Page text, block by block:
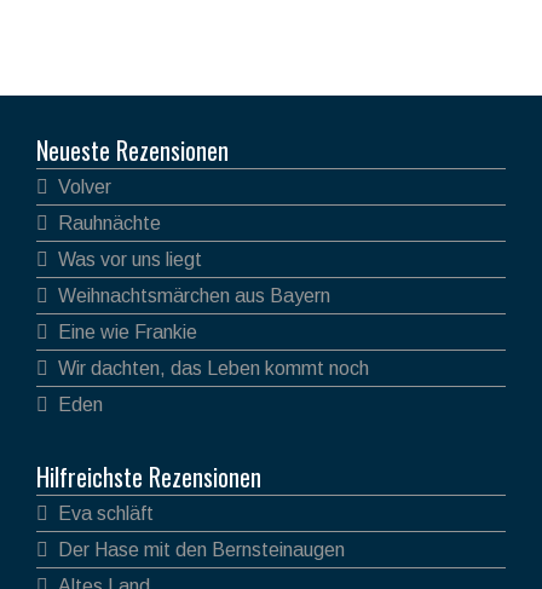
Neueste Rezensionen
Volver
Rauhnächte
Was vor uns liegt
Weihnachtsmärchen aus Bayern
Eine wie Frankie
Wir dachten, das Leben kommt noch
Eden
Hilfreichste Rezensionen
Eva schläft
Der Hase mit den Bernsteinaugen